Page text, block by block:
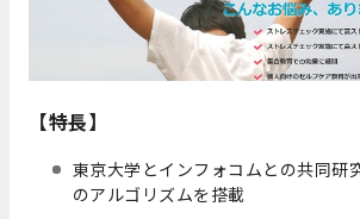
【特長】
東京大学とインフォコムとの共同研
のアルゴリズムを搭載